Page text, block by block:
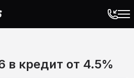
в кредит от 4.5%